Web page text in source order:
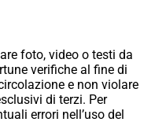
foto, video o testi da
verifiche al fine di
e non violare
di terzi. Per
errori nell’uso del